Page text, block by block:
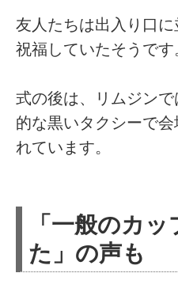
友人たちは出入り口
祝福していたそうです
式の後は、リムジン
的な黒いタクシーで
れています。
「一般のカ
た」の声も